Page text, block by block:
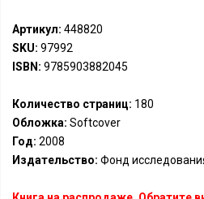
Артикул: 448820
SKU: 97992
ISBN: 9785903882045
Количество страниц: 180
Обложка: Softcover
Год: 2008
Издательство: Фонд